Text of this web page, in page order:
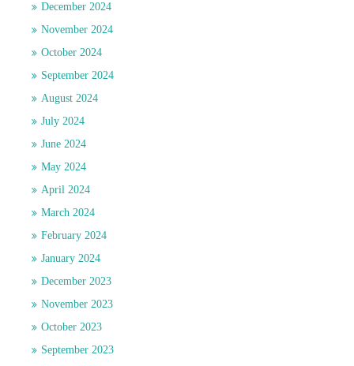
December 2024
November 2024
October 2024
September 2024
August 2024
July 2024
June 2024
May 2024
April 2024
March 2024
February 2024
January 2024
December 2023
November 2023
October 2023
September 2023